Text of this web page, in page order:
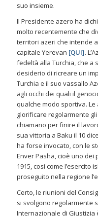
suo insieme.
Il Presidente azero ha
molto recentemente che
territori azeri che intende
capitale Yerevan [QUI].
fedeltà alla Turchia, che a
desiderio di ricreare un
Turchia e il suo vassallo
agli occhi dei quali il
qualche modo sportiva.
glorificare regolarmente
chiamano per finire il
sua vittoria a Baku il 10
ha forse invocato, con le
Enver Pasha, cioè uno dei
1915, così come l’esercito
proseguito nella regione
Certo, le riunioni del
si svolgono regolarmente
Internazionale di Giustizia